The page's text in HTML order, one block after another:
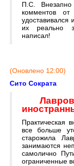
П.С. Внезапно
комментов
удоставивался
их реально
написал!
(Оновлено 12:00)
Сито Сократа
Практическая
все больше
старожила
занимаются
самолично
ограниченные